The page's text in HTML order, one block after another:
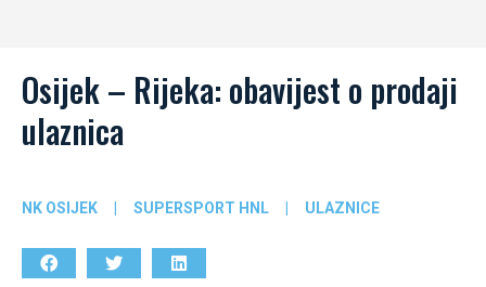
Osijek – Rijeka: obavijest o prodaji
ulaznica
NK OSIJEK | SUPERSPORT HNL | ULAZNICE